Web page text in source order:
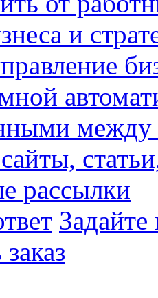
и
между
рассылки